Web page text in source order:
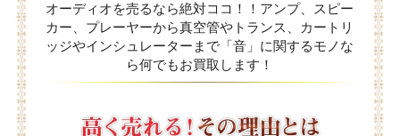
オーディオを売るなら絶対ココ！！アンプ、スピー
カー、プレーヤーから真空管やトランス、カートリ
ッジやインシュレーターまで「音」に関するモノな
ら何でもお買取します！